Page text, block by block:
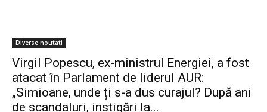
Diverse noutati
Virgil Popescu, ex-ministrul Energiei, a fost
atacat în Parlament de liderul AUR:
„Simioane, unde ți s-a dus curajul? După ani
de scandaluri, instigări la...